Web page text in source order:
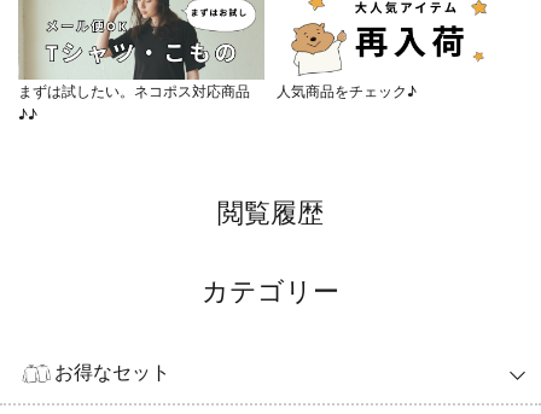
まずは試したい。ネコポス対応商品
♪♪
人気商品をチェック♪
閲覧履歴
カテゴリー
お得なセット